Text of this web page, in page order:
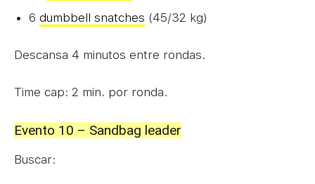
6 dumbbell snatches (45/32 kg)
Descansa 4 minutos entre rondas.
Time cap: 2 min. por ronda.
Evento 10 – Sandbag leader
Buscar: